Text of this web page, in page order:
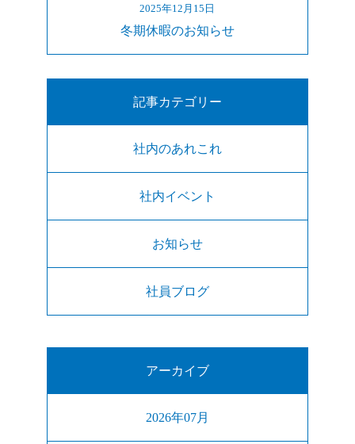
2025年12月15日
冬期休暇のお知らせ
記事カテゴリー
社内のあれこれ
社内イベント
お知らせ
社員ブログ
アーカイブ
2026年07月